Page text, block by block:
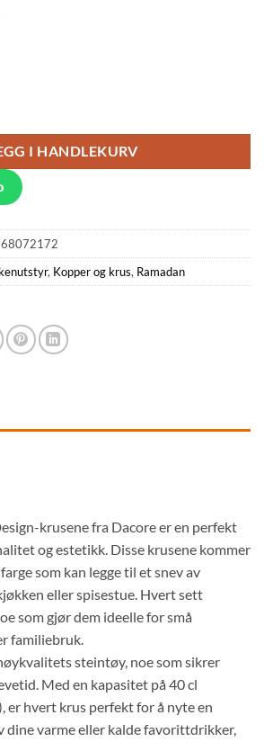
I HANDLEKURV
, Kopper og krus, Ramadan
krusene fra Dacore er en perfekt
og estetikk. Disse krusene kommer
som kan legge til et snev av
eller spisestue. Hvert sett
som gjør dem ideelle for små
familiebruk.
steintøy, noe som sikrer
Med en kapasitet på 40 cl
er hvert krus perfekt for å nyte en
dine varme eller kalde favorittdrikker,